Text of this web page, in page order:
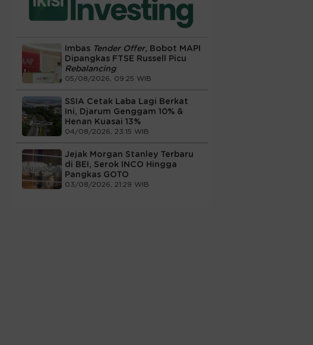
Imbas Tender Offer, Bobot MAPI
Dipangkas FTSE Russell Picu
Rebalancing
05/08/2026, 09:25 WIB
SSIA Cetak Laba Lagi Berkat
Ini, Djarum Genggam 10% &
Henan Kuasai 13%
04/08/2026, 23:15 WIB
Jejak Morgan Stanley Terbaru
di BEI, Serok INCO Hingga
Pangkas GOTO
03/08/2026, 21:29 WIB